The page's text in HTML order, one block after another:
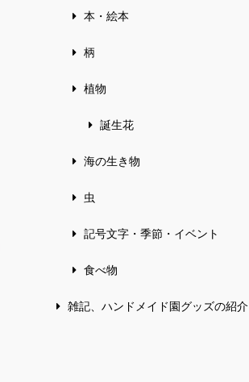
本・絵本
柄
植物
誕生花
海の生き物
虫
記号文字・季節・イベント
食べ物
雑記、ハンドメイド園グッズの紹介